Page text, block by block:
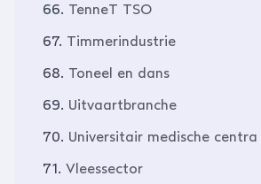
66. TenneT TSO
67. Timmerindustrie
68. Toneel en dans
69. Uitvaartbranche
70. Universitair medische centra
71. Vleessector